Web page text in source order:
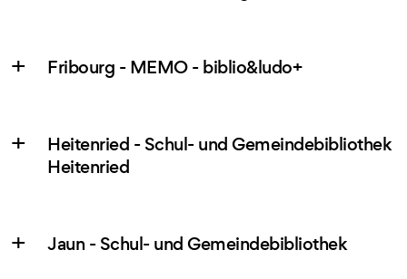
Fribourg - MEMO - biblio&ludo+
Heitenried - Schul- und Gemeindebibliothek
Heitenried
Jaun - Schul- und Gemeindebibliothek